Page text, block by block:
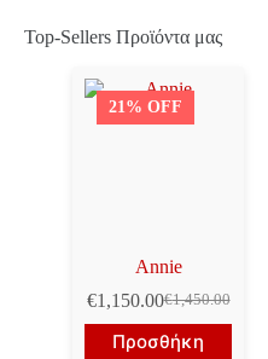
Top-Sellers Προϊόντα μας
21% OFF
Annie
€1,450.00
Original
price
was:
€1,150.00Η
τρέχουσα
τιμή
Προσθήκη